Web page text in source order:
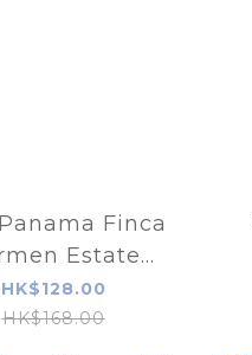
Finca
Estate
巴拿馬瓦肯山
莊園卡杜拉水洗
HK$128.00
HK$168.00